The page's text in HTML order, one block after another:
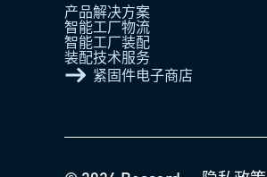
产品解决方案
智能工厂物流
智能工厂装配
装配技术服务
紧固件电子商店